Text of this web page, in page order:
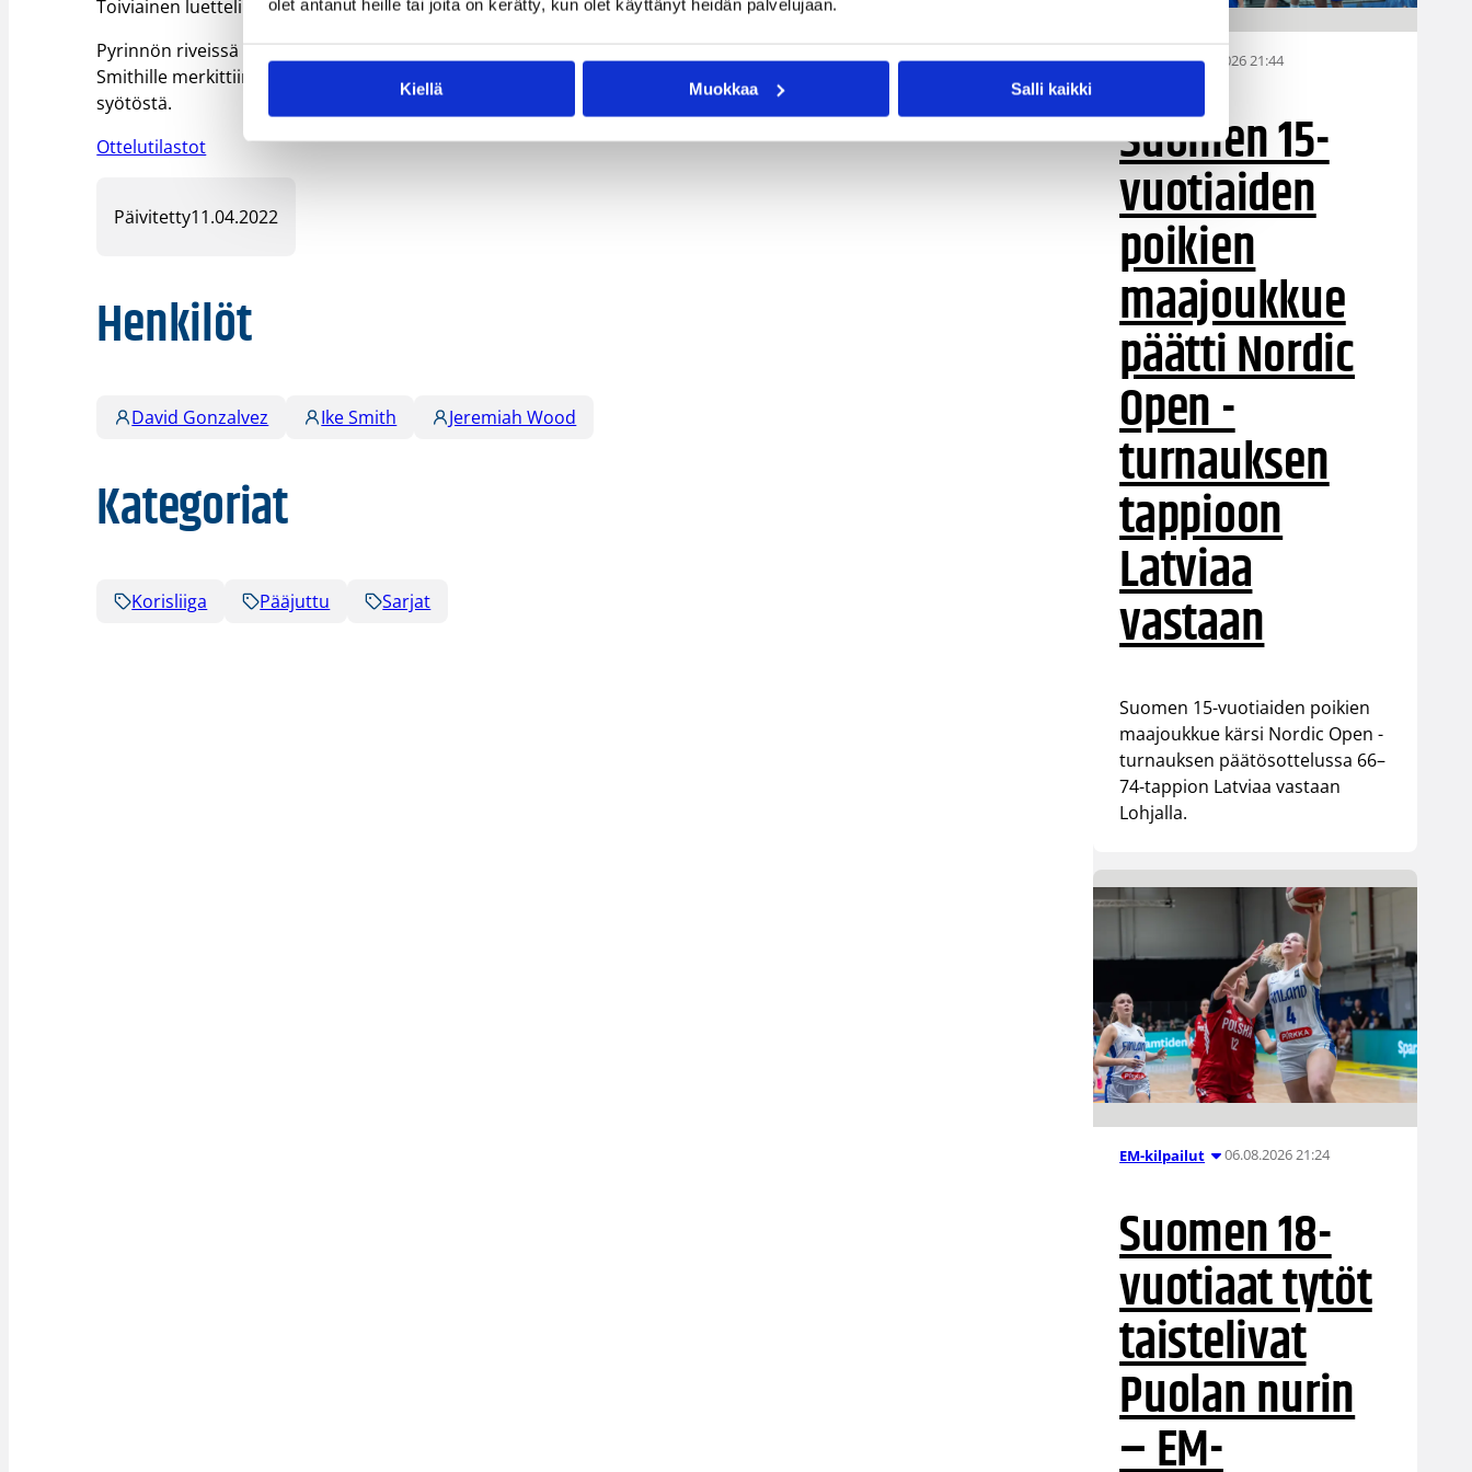
olet antanut heille tai joita on kerätty, kun olet käyttänyt heidän palvelujaan.
Kiellä Muokkaa Salli kaikki
Toiviainen luetteli voiton avaimia Ruudun haastattelussa.
Pyrinnön riveissä kirkaimmat esitykset antoivat yhdysvaltalaisvahvistukset Ike Smith ja David Gonzalvez.
Smithille merkittiin 21 pistettä ja viisi levypalloa, ja Gonzalvez keräsi merkinnät 17 pisteestä ja kuudesta
syötöstä.
Ottelutilastot
Päivitetty11.04.2022
Henkilöt
David Gonzalvez Ike Smith Jeremiah Wood
Kategoriat
Korisliiga Pääjuttu Sarjat
MU15 06.08.2026 21:44
Suomen 15-
vuotiaiden
poikien
maajoukkue
päätti Nordic
Open -
turnauksen
tappioon
Latviaa
vastaan
Suomen 15-vuotiaiden poikien
maajoukkue kärsi Nordic Open -
turnauksen päätösottelussa 66–
74-tappion Latviaa vastaan
Lohjalla.
EM-kilpailut 06.08.2026 21:24
Suomen 18-
vuotiaat tytöt
taistelivat
Puolan nurin
– EM-